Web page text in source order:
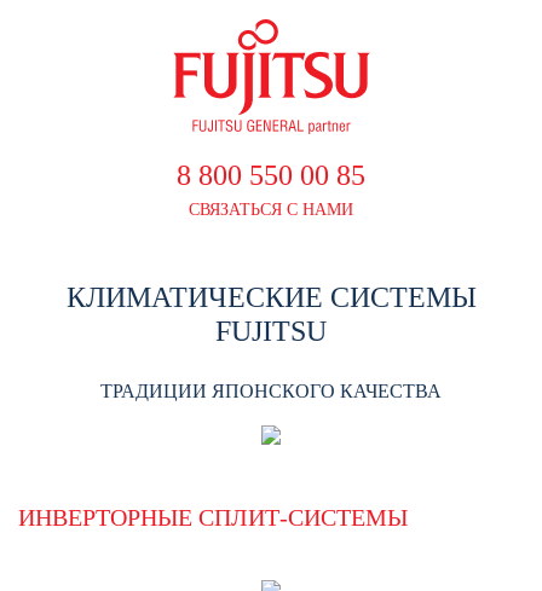
8 800 550 00 85
СВЯЗАТЬСЯ С НАМИ
КЛИМАТИЧЕСКИЕ СИСТЕМЫ
FUJITSU
ТРАДИЦИИ ЯПОНСКОГО КАЧЕСТВА
ИНВЕРТОРНЫЕ СПЛИТ-СИСТЕМЫ